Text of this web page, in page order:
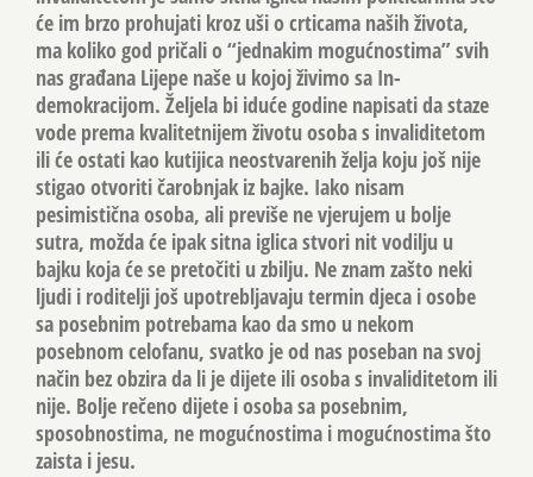
će im brzo prohujati kroz uši o crticama naših života,
ma koliko god pričali o “jednakim mogućnostima” svih
nas građana Lijepe naše u kojoj živimo sa In-
demokracijom. Željela bi iduće godine napisati da staze
vode prema kvalitetnijem životu osoba s invaliditetom
ili će ostati kao kutijica neostvarenih želja koju još nije
stigao otvoriti čarobnjak iz bajke. Iako nisam
pesimistična osoba, ali previše ne vjerujem u bolje
sutra, možda će ipak sitna iglica stvori nit vodilju u
bajku koja će se pretočiti u zbilju. Ne znam zašto neki
ljudi i roditelji još upotrebljavaju termin djeca i osobe
sa posebnim potrebama kao da smo u nekom
posebnom celofanu, svatko je od nas poseban na svoj
način bez obzira da li je dijete ili osoba s invaliditetom ili
nije. Bolje rečeno dijete i osoba sa posebnim,
sposobnostima, ne mogućnostima i mogućnostima što
zaista i jesu.